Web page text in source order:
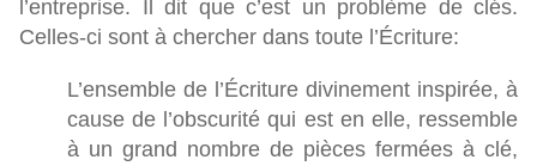
l’entreprise. Il dit que c’est un problème de clés.
Celles-ci sont à chercher dans toute l’Écriture:
L’ensemble de l’Écriture divinement inspirée, à
cause de l’obscurité qui est en elle, ressemble
à un grand nombre de pièces fermées à clé,